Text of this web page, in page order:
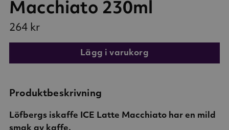
Macchiato 230ml
264 kr
Lägg i varukorg
Produktbeskrivning
Löfbergs iskaffe ICE Latte Macchiato har en mild